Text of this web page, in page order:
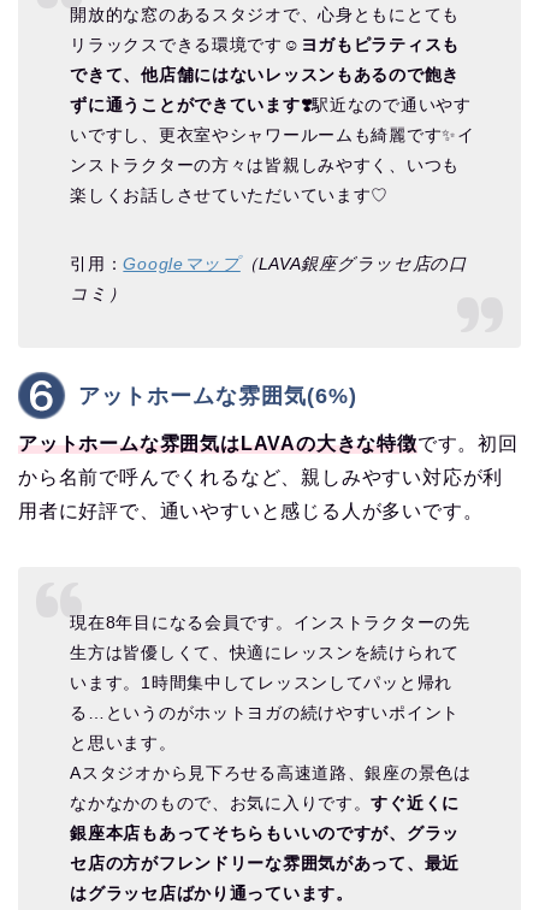
開放的な窓のあるスタジオで、心身ともにとても
リラックスできる環境です☺︎ ヨガもピラティスも
できて、他店舗にはないレッスンもあるので飽き
ずに通うことができています❣️駅近なので通いやす
いですし、更衣室やシャワールームも綺麗です✨イ
ンストラクターの方々は皆親しみやすく、いつも
楽しくお話しさせていただいています♡
引用：Googleマップ（LAVA銀座グラッセ店の口
コミ）
アットホームな雰囲気(6%)
アットホームな雰囲気はLAVAの大きな特徴です。初回
から名前で呼んでくれるなど、親しみやすい対応が利
用者に好評で、通いやすいと感じる人が多いです。
現在8年目になる会員です。インストラクターの先
生方は皆優しくて、快適にレッスンを続けられて
います。1時間集中してレッスンしてパッと帰れ
る…というのがホットヨガの続けやすいポイント
と思います。
Aスタジオから見下ろせる高速道路、銀座の景色は
なかなかのもので、お気に入りです。すぐ近くに
銀座本店もあってそちらもいいのですが、グラッ
セ店の方がフレンドリーな雰囲気があって、最近
はグラッセ店ばかり通っています。